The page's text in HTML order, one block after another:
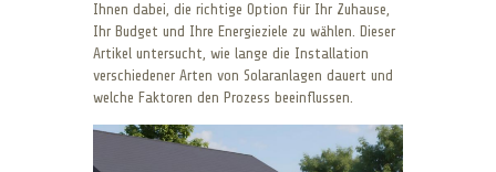
Ihnen dabei, die richtige Option für Ihr Zuhause,
Ihr Budget und Ihre Energieziele zu wählen. Dieser
Artikel untersucht, wie lange die Installation
verschiedener Arten von Solaranlagen dauert und
welche Faktoren den Prozess beeinflussen.